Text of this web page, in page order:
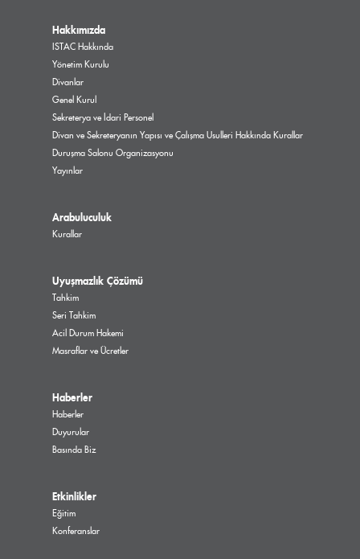
Hakkımızda
ISTAC Hakkında
Yönetim Kurulu
Divanlar
Genel Kurul
Sekreterya ve İdari Personel
Divan ve Sekreteryanın Yapısı ve Çalışma Usulleri Hakkında Kurallar
Duruşma Salonu Organizasyonu
Yayınlar
Arabuluculuk
Kurallar
Uyuşmazlık Çözümü
Tahkim
Seri Tahkim
Acil Durum Hakemi
Masraflar ve Ücretler
Haberler
Haberler
Duyurular
Basında Biz
Etkinlikler
Eğitim
Konferanslar